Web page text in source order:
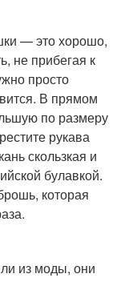
— это хорошо,
не прибегая к
просто
В прямом
по размеру
рукава
скользкая и
булавкой.
которая
из моды, они